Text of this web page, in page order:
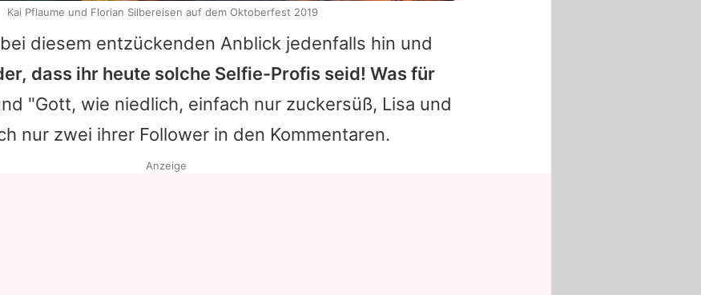
diesem entzückenden Anblick jedenfalls hin und
dass ihr heute solche Selfie-Profis seid! Was für
"Gott, wie niedlich, einfach nur zuckersüß, Lisa und
nur zwei ihrer Follower in den Kommentaren.
Kai Pflaume und Florian Silbereisen auf dem Oktoberfest 2019
Anzeige